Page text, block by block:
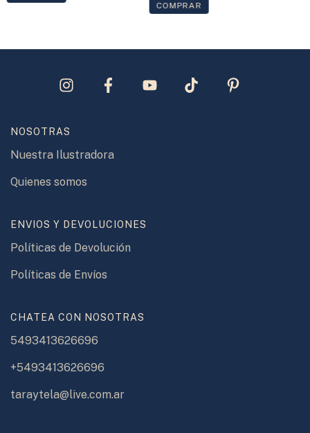
COMPRAR
NOSOTRAS
Nuestra Ilustradora
Quienes somos
ENVIOS Y DEVOLUCIONES
Políticas de Devolución
Políticas de Envíos
CHATEA CON NOSOTRAS
5493413626696
+5493413626696
taraytela@live.com.ar